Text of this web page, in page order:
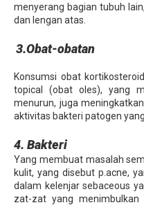
menyerang bagian tubuh
dan lengan atas.
3.Obat-obatan
Konsumsi obat
topical (obat oles), yang
menurun, juga
aktivitas bakteri patogen
4. Bakteri
Yang membuat masalah
kulit, yang disebut p.acne,
dalam kelenjar sebaceous
zat-zat yang menimbulkan